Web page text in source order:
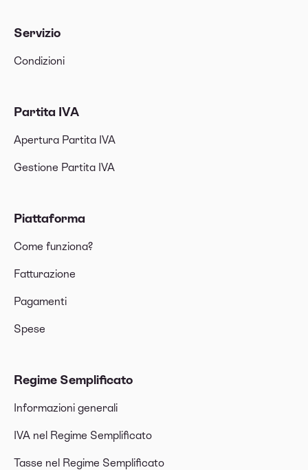
Servizio
Condizioni
Partita IVA
Apertura Partita IVA
Gestione Partita IVA
Piattaforma
Come funziona?
Fatturazione
Pagamenti
Spese
Regime Semplificato
Informazioni generali
IVA nel Regime Semplificato
Tasse nel Regime Semplificato